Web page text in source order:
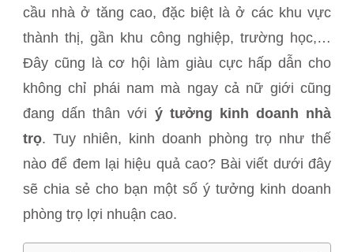
cầu nhà ở tăng cao, đặc biệt là ở các khu vực
thành thị, gần khu công nghiệp, trường học,…
Đây cũng là cơ hội làm giàu cực hấp dẫn cho
không chỉ phái nam mà ngay cả nữ giới cũng
đang dấn thân với ý tưởng
kinh doanh nhà
trọ. Tuy nhiên, kinh doanh phòng trọ như thế
nào để đem lại hiệu quả cao? Bài viết dưới đây
sẽ chia sẻ cho bạn một số ý tưởng kinh doanh
phòng trọ lợi nhuận cao.